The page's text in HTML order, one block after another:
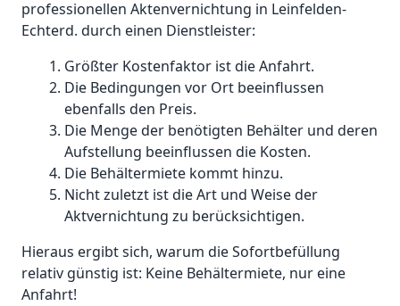
professionellen Aktenvernichtung in Leinfelden-
Echterd. durch einen Dienstleister:
Größter Kostenfaktor ist die Anfahrt.
Die Bedingungen vor Ort beeinflussen
ebenfalls den Preis.
Die Menge der benötigten Behälter und deren
Aufstellung beeinflussen die Kosten.
Die Behältermiete kommt hinzu.
Nicht zuletzt ist die Art und Weise der
Aktvernichtung zu berücksichtigen.
Hieraus ergibt sich, warum die Sofortbefüllung
relativ günstig ist: Keine Behältermiete, nur eine
Anfahrt!